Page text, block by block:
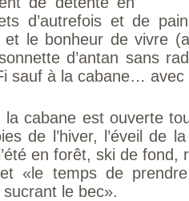
d’autrefois et de
le bonheur de vivre
d’antan sans
sauf à la cabane…
cabane est ouverte
de l’hiver, l’éveil de
en forêt, ski de fond,
«le temps de
le bec».